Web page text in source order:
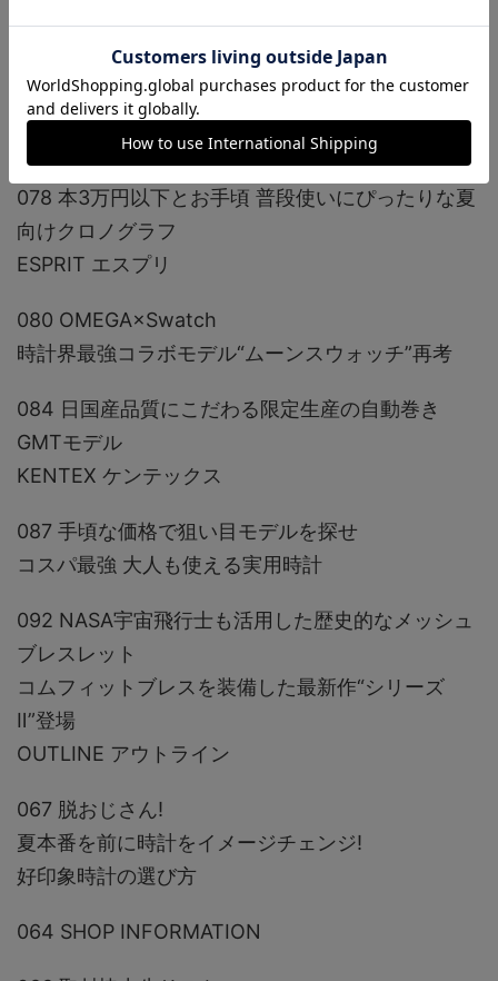
076 ディーゼルのクリエイティブ・ディレクターが
手掛ける夏の新作
DIESEL WATCHES ディーゼル ウォッチ
078 本3万円以下とお手頃 普段使いにぴったりな夏
向けクロノグラフ
ESPRIT エスプリ
080 OMEGA×Swatch
時計界最強コラボモデル“ムーンスウォッチ”再考
084 日国産品質にこだわる限定生産の自動巻き
GMTモデル
KENTEX ケンテックス
087 手頃な価格で狙い目モデルを探せ
コスパ最強 大人も使える実用時計
092 NASA宇宙飛行士も活用した歴史的なメッシュ
ブレスレット
コムフィットブレスを装備した最新作“シリーズ
Ⅱ”登場
OUTLINE アウトライン
067 脱おじさん!
夏本番を前に時計をイメージチェンジ!
好印象時計の選び方
064 SHOP INFORMATION